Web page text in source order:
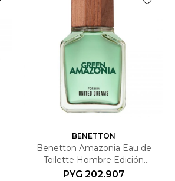
BENETTON
Benetton Amazonia Eau de
Toilette Hombre Edición
Limitada 2024 100 ml
PYG 202.907